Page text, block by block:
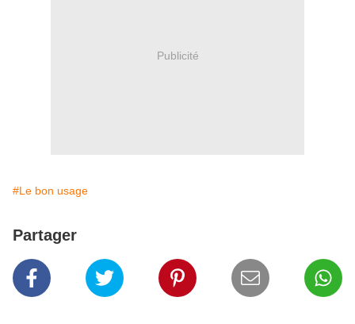
Publicité
#Le bon usage
Partager